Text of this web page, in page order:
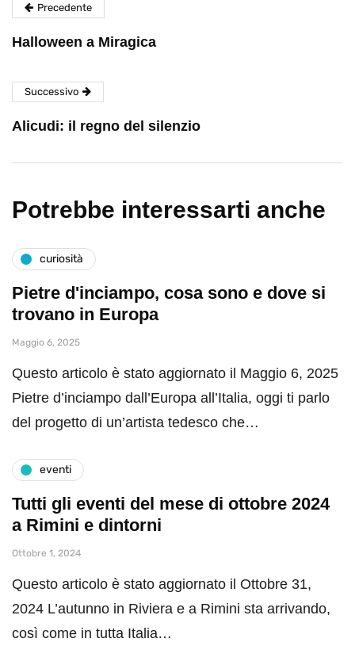
Precedente
Halloween a Miragica
Successivo
Alicudi: il regno del silenzio
Potrebbe interessarti anche
curiosità
Pietre d'inciampo, cosa sono e dove si
trovano in Europa
Maggio 6, 2025
Questo articolo è stato aggiornato il Maggio 6, 2025
Pietre d’inciampo dall’Europa all’Italia, oggi ti parlo
del progetto di un’artista tedesco che…
eventi
Tutti gli eventi del mese di ottobre 2024
a Rimini e dintorni
Ottobre 1, 2024
Questo articolo è stato aggiornato il Ottobre 31,
2024 L’autunno in Riviera e a Rimini sta arrivando,
così come in tutta Italia…